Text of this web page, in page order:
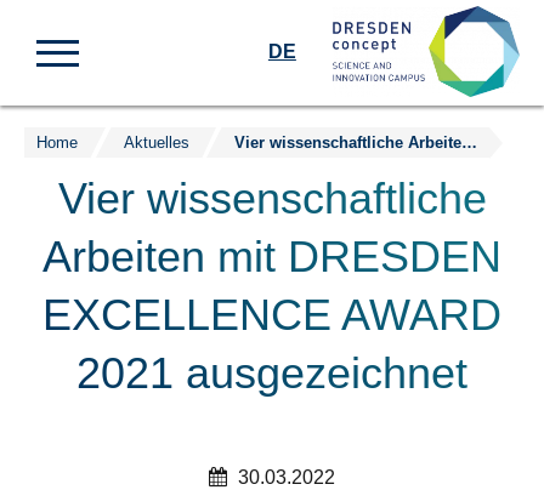
springen
DE
Home Aktuelles Vier wissenschaftliche Arbeiten mit DRESDEN EXCELLENCE AWARD 2021 ausgezeichnet
Vier wissenschaftliche
Arbeiten mit DRESDEN
EXCELLENCE AWARD
2021 ausgezeichnet
30.03.2022